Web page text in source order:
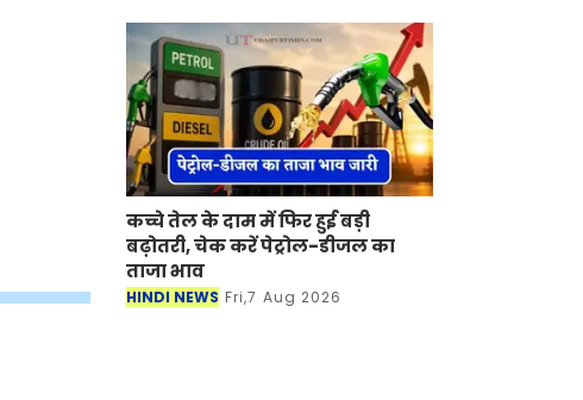
कच्चे तेल के दाम में फिर हुई बड़ी
बढ़ोतरी, चेक करें पेट्रोल-डीजल का
ताजा भाव
HINDI NEWS Fri,7 Aug 2026